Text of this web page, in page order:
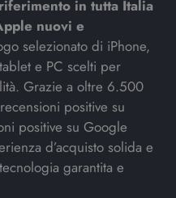
in tutta Italia
nuovi e
selezionato di iPhone,
e PC scelti per
Grazie a oltre 6.500
positive su
positive su Google
d’acquisto solida e
garantita e